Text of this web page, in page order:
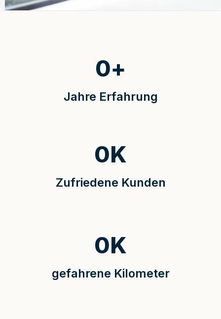
Jahre Erfahrung
0+
Zufriedene Kunden
0K
gefahrene Kilometer
0K